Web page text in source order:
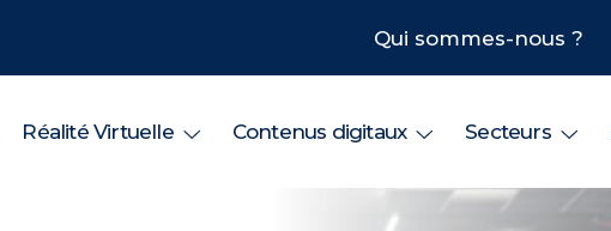
Qui sommes-nous ?
Réalité Virtuelle Contenus digitaux Secteurs